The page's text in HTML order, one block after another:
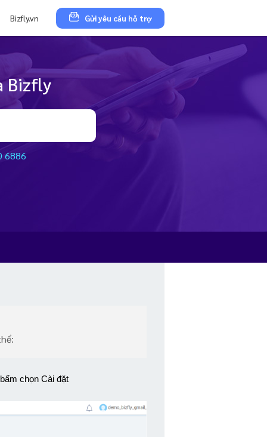
Bizfly.vn Gửi yêu cầu hỗ trợ
Bizfly
6886
chọn Cài đặt